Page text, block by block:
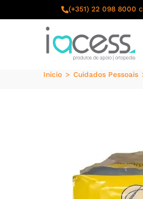
(+351) 22 098 8000
Início > Cuidados Pessoais